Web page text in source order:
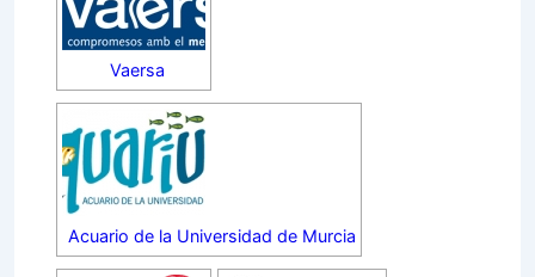
Vaersa
Acuario de la Universidad de Murcia